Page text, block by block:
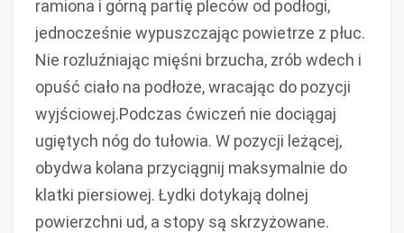
ramiona i górną partię pleców od podłogi,
jednocześnie wypuszczając powietrze z płuc.
Nie rozluźniając mięśni brzucha, zrób wdech i
opuść ciało na podłoże, wracając do pozycji
wyjściowej.Podczas ćwiczeń nie dociągaj
ugiętych nóg do tułowia. W pozycji leżącej,
obydwa kolana przyciągnij maksymalnie do
klatki piersiowej. Łydki dotykają dolnej
powierzchni ud, a stopy są skrzyżowane.